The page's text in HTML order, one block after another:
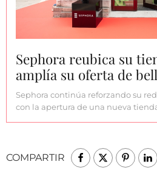
Sephora reubica su
amplía su oferta de
Sephora continúa reforzando su
con la apertura de una nueva
COMPARTIR